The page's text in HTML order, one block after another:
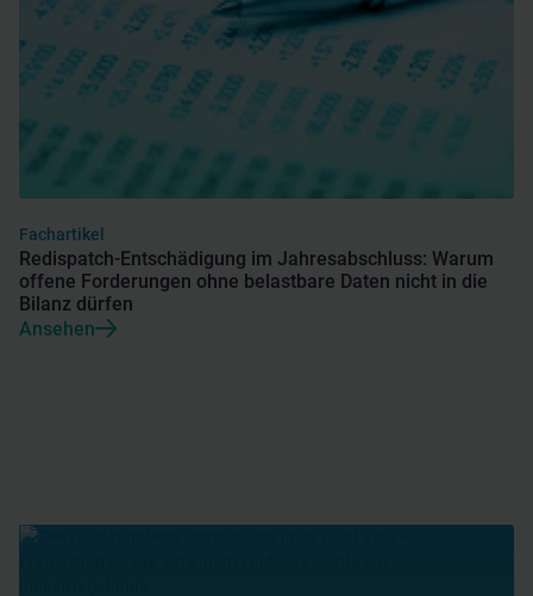
Fachartikel
Redispatch-Entschädigung im Jahresabschluss: Warum
offene Forderungen ohne belastbare Daten nicht in die
Bilanz dürfen
Ansehen